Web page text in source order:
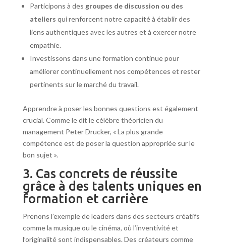
Participons à des groupes de discussion ou des
ateliers qui renforcent notre capacité à établir des
liens authentiques avec les autres et à exercer notre
empathie.
Investissons dans une formation continue pour
améliorer continuellement nos compétences et rester
pertinents sur le marché du travail.
Apprendre à poser les bonnes questions est également
crucial. Comme le dit le célèbre théoricien du
management Peter Drucker, « La plus grande
compétence est de poser la question appropriée sur le
bon sujet ».
3. Cas concrets de réussite
grâce à des talents uniques en
formation et carrière
Prenons l’exemple de leaders dans des secteurs créatifs
comme la musique ou le cinéma, où l’inventivité et
l’originalité sont indispensables. Des créateurs comme